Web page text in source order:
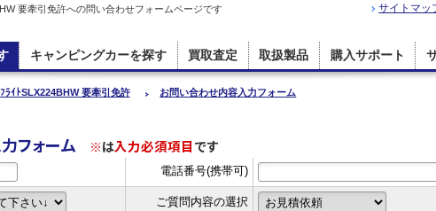
要牽引免許への問い合わせフォームページです サイトマッ
キャンピングカーを探す 買取査定 取扱製品 購入サポート
ﾗｲﾄSLX224BHW 要牽引免許 お問い合わせ内容入力フォーム
フォーム ※は入力必須項目です
電話番号(携帯可)
ご質問内容の選択